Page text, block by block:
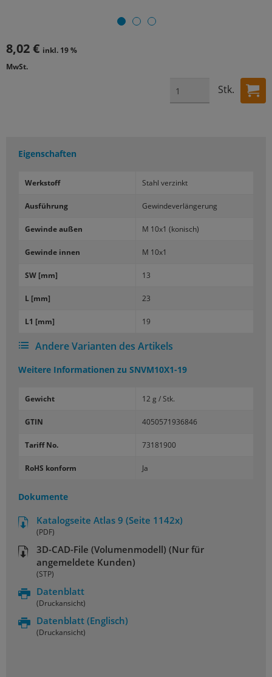
8,02 € inkl. 19 %
MwSt.
Stk.
Eigenschaften
Werk­stoff Stahl ver­zinkt
Aus­füh­rung Ge­win­de­ver­län­ge­rung
Ge­win­de außen M 10x1 (ko­nisch)
Ge­win­de innen M 10x1
SW [mm] 13
L [mm] 23
L1 [mm] 19
Andere Varianten des Artikels
Weitere Informationen zu SNVM10X1-19
Gewicht 12 g / Stk.
GTIN 4050571936846
Tariff No. 73181900
RoHS konform Ja
Dokumente
Katalogseite Atlas 9 (Seite 1142x)
(PDF)
3D-CAD-File (Volumenmodell) (Nur für
angemeldete Kunden)
(STP)
Datenblatt
(Druckansicht)
Datenblatt (Englisch)
(Druckansicht)